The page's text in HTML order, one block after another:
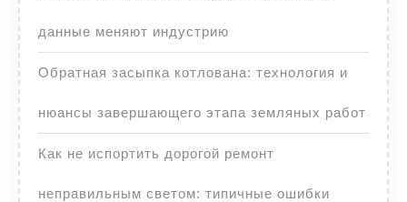
данные меняют индустрию
Обратная засыпка котлована: технология и
нюансы завершающего этапа земляных работ
Как не испортить дорогой ремонт
неправильным светом: типичные ошибки